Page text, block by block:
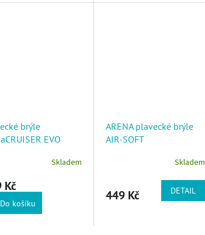
brýle
EVO
Skladem
Kč
Do košíku
ARENA plavecké brýle
AIR-SOFT
Skladem
449 Kč DETAIL